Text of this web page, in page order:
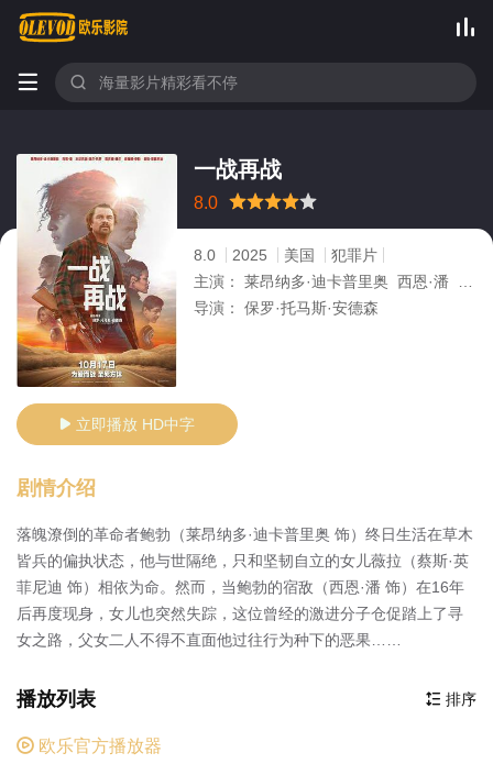

 
一战再战
8.0
很差较差 推荐力荐
8.0 2025 美国
犯罪片
主演：
莱昂纳多·迪卡普里奥 西恩·潘 本尼西奥·德尔·托罗 蔡斯·英菲尼迪 缇雅娜·泰勒
导演：
保罗·托马斯·安德森
 立即播放 HD中字
剧情介绍
落魄潦倒的革命者鲍勃（莱昂纳多·迪卡普里奥 饰）终日生活在草木
皆兵的偏执状态，他与世隔绝，只和坚韧自立的女儿薇拉（蔡斯·英
菲尼迪 饰）相依为命。然而，当鲍勃的宿敌（西恩·潘 饰）在16年
后再度现身，女儿也突然失踪，这位曾经的激进分子仓促踏上了寻
女之路，父女二人不得不直面他过往行为种下的恶果……
 排序
播放列表
 欧乐官方播放器